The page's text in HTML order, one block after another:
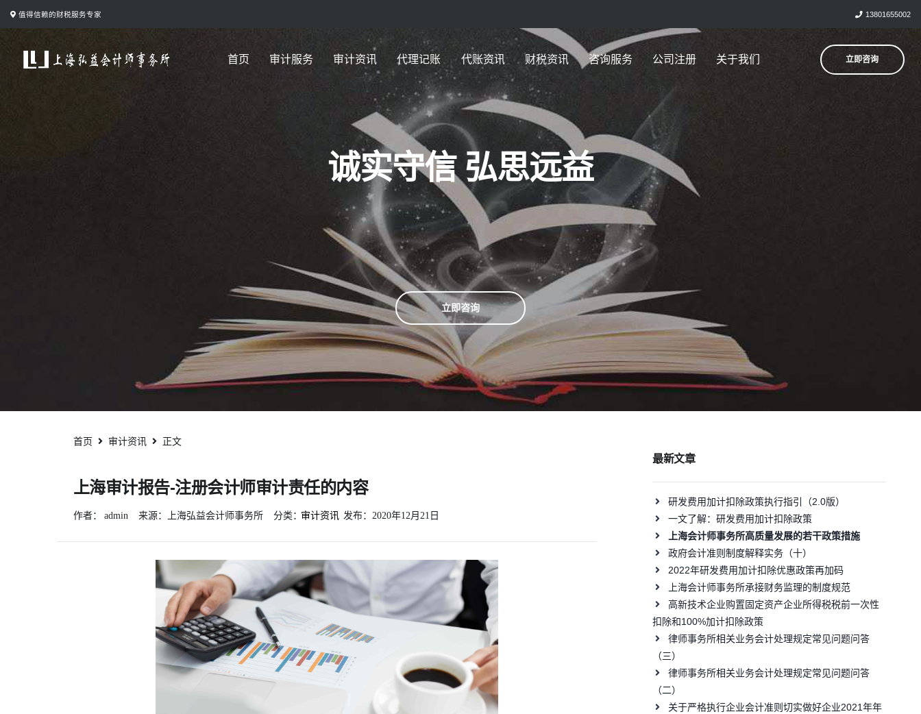
转
值得信赖的财税服务专家 13801655002
首页 审计服务 审计资讯 代理记账 代账资讯 财税资讯 咨询服务 公司注册 关于我们 立即咨询
诚实守信 弘思远益
立即咨询
首页 审计资讯 正文
上海审计报告-注册会计师审计责任的内容
作者： admin 来源：上海弘益会计师事务所 分类：审计资讯 发布： 2020年12月21日
最新文章
研发费用加计扣除政策执行指引（2.0版）
一文了解：研发费用加计扣除政策
上海会计师事务所高质量发展的若干政策措施
政府会计准则制度解释实务（十）
2022年研发费用加计扣除优惠政策再加码
上海会计师事务所承接财务监理的制度规范
高新技术企业购置固定资产企业所得税税前一次性
扣除和100%加计扣除政策
律师事务所相关业务会计处理规定常见问题问答
（三）
律师事务所相关业务会计处理规定常见问题问答
（二）
关于严格执行企业会计准则切实做好企业2021年年